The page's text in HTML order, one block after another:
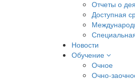
Отчеты о
Доступная
Новости
Обучение
Очное
Очно-